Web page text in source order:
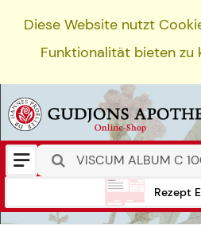
Diese Website nutzt
Funktionalität bieten zu
Rezept